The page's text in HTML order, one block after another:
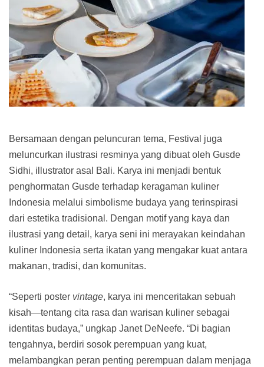
Bersamaan dengan peluncuran tema, Festival juga
meluncurkan ilustrasi resminya yang dibuat oleh Gusde
Sidhi, illustrator asal Bali. Karya ini menjadi bentuk
penghormatan Gusde terhadap keragaman kuliner
Indonesia melalui simbolisme budaya yang terinspirasi
dari estetika tradisional. Dengan motif yang kaya dan
ilustrasi yang detail, karya seni ini merayakan keindahan
kuliner Indonesia serta ikatan yang mengakar kuat antara
makanan, tradisi, dan komunitas.
“Seperti poster vintage, karya ini menceritakan sebuah
kisah—tentang cita rasa dan warisan kuliner sebagai
identitas budaya,” ungkap Janet DeNeefe. “Di bagian
tengahnya, berdiri sosok perempuan yang kuat,
melambangkan peran penting perempuan dalam menjaga